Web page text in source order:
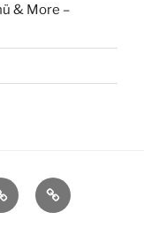
& More –
Newsletter-
Anmeldung